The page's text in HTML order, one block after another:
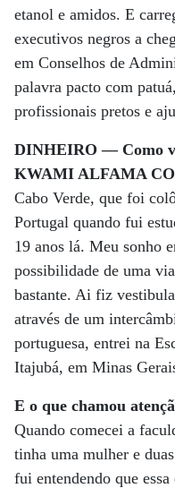
etanol e amidos. E
executivos negros a
em Conselhos de
palavra pacto com
profissionais pretos e
DINHEIRO — Como
KWAMI ALFAMA
Cabo Verde, que foi
Portugal quando fui
19 anos lá. Meu sonho
possibilidade de uma
bastante. Ai fiz
através de um
portuguesa, entrei na
Itajubá, em Minas
E o que chamou
Quando comecei a
tinha uma mulher e
fui entendendo que